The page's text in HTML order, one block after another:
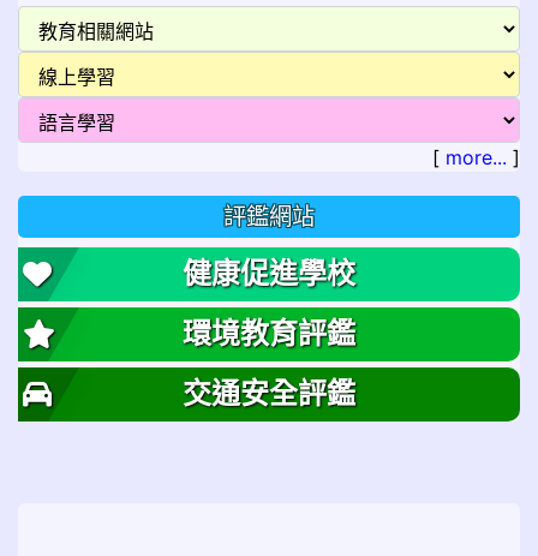
[ more... ]
評鑑網站
健康促進學校
環境教育評鑑
交通安全評鑑